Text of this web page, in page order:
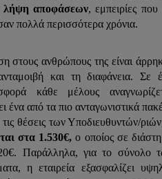
λήψη αποφάσεων, εμπειρίες που
πολλά περισσότερα χρόνια.
στους ανθρώπους της είναι
και τη διαφάνεια. Σε
κάθε μέλους
ένα από τα πιο ανταγωνιστικά
θέσεις των Υποδιευθυντών/
στα 1.530€,ο οποίος σε
Παράλληλα, για το σύνολο
η εταιρεία εξασφαλίζει